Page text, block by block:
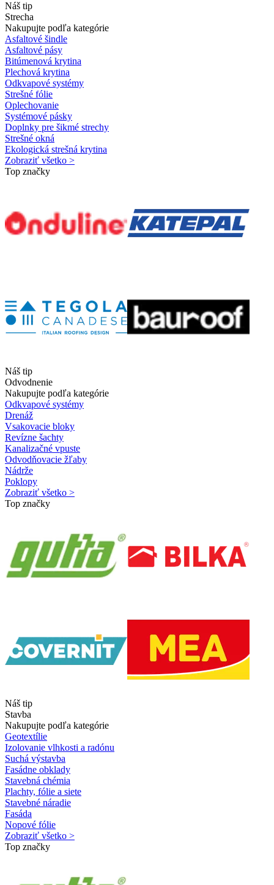
Náš tip
Strecha
Nakupujte podľa kategórie
Asfaltové šindle
Asfaltové pásy
Bitúmenová krytina
Plechová krytina
Odkvapové systémy
Strešné fólie
Oplechovanie
Systémové pásky
Doplnky pre šikmé strechy
Strešné okná
Ekologická strešná krytina
Zobraziť všetko >
Top značky
Náš tip
Odvodnenie
Nakupujte podľa kategórie
Odkvapové systémy
Drenáž
Vsakovacie bloky
Revízne šachty
Kanalizačné vpuste
Odvodňovacie žľaby
Nádrže
Poklopy
Zobraziť všetko >
Top značky
Náš tip
Stavba
Nakupujte podľa kategórie
Geotextílie
Izolovanie vlhkosti a radónu
Suchá výstavba
Fasádne obklady
Stavebná chémia
Plachty, fólie a siete
Stavebné náradie
Fasáda
Nopové fólie
Zobraziť všetko >
Top značky